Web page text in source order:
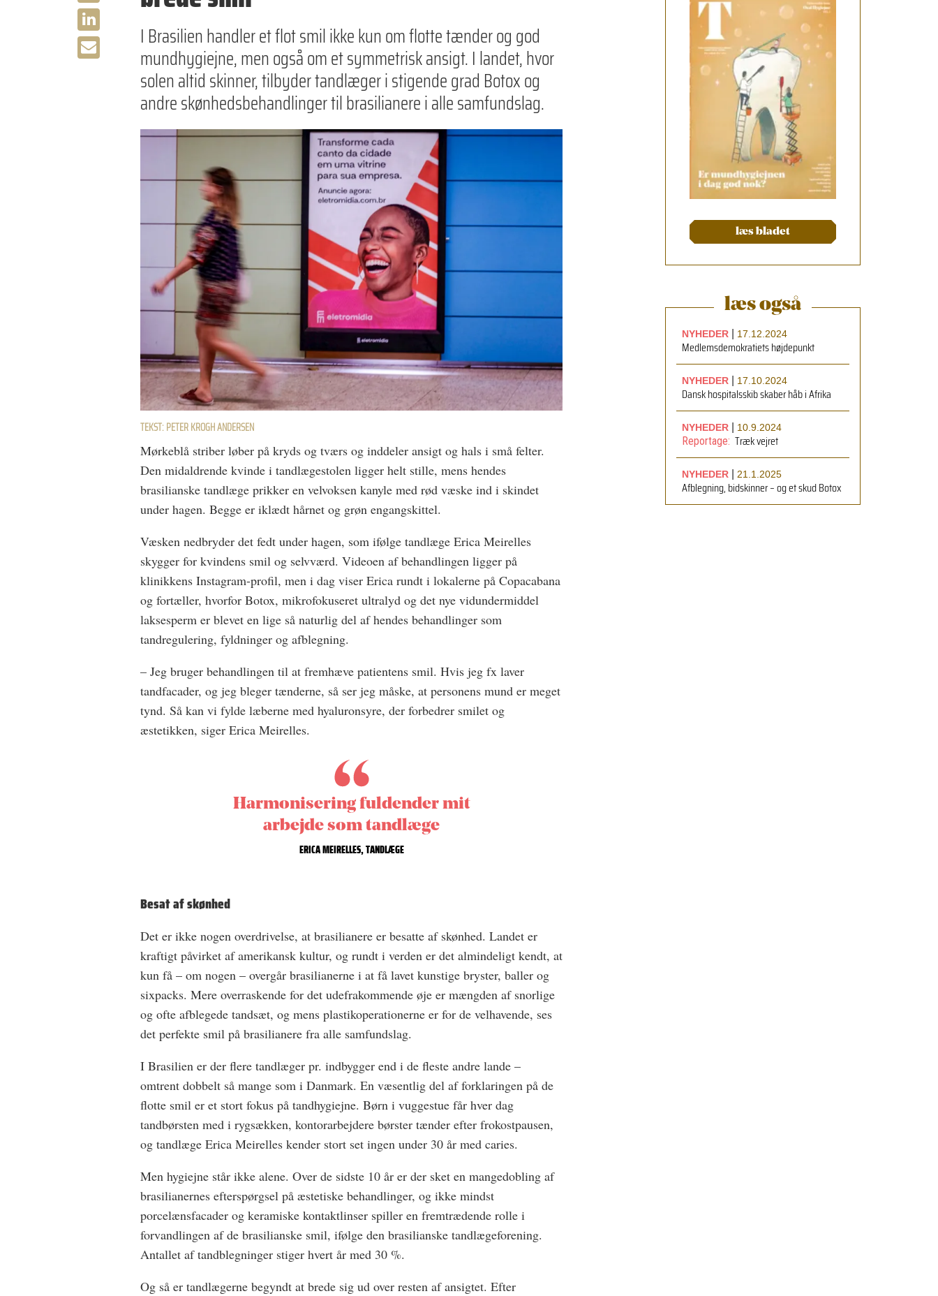
I Brasilien handler et flot smil ikke kun om flotte tænder og god
mundhygiejne, men også om et symmetrisk ansigt. I landet, hvor
solen altid skinner, tilbyder tandlæger i stigende grad Botox og
andre skønhedsbehandlinger til brasilianere i alle samfundslag.
TEKST: PETER KROGH ANDERSEN
Mørkeblå striber løber på kryds og tværs og inddeler ansigt og hals i små felter.
Den midaldrende kvinde i tandlægestolen ligger helt stille, mens hendes
brasilianske tandlæge prikker en velvoksen kanyle med rød væske ind i skindet
under hagen. Begge er iklædt hårnet og grøn engangskittel.
Væsken nedbryder det fedt under hagen, som ifølge tandlæge Erica Meirelles
skygger for kvindens smil og selvværd. Videoen af behandlingen ligger på
klinikkens Instagram-profil, men i dag viser Erica rundt i lokalerne på Copacabana
og fortæller, hvorfor Botox, mikrofokuseret ultralyd og det nye vidundermiddel
laksesperm er blevet en lige så naturlig del af hendes behandlinger som
tandregulering, fyldninger og afblegning.
– Jeg bruger behandlingen til at fremhæve patientens smil. Hvis jeg fx laver
tandfacader, og jeg bleger tænderne, så ser jeg måske, at personens mund er meget
tynd. Så kan vi fylde læberne med hyaluronsyre, der forbedrer smilet og
æstetikken, siger Erica Meirelles.
Harmonisering fuldender mit
arbejde som tandlæge
ERICA MEIRELLES, TANDLÆGE
Besat af skønhed
Det er ikke nogen overdrivelse, at brasilianere er besatte af skønhed. Landet er
kraftigt påvirket af amerikansk kultur, og rundt i verden er det almindeligt kendt, at
kun få – om nogen – overgår brasilianerne i at få lavet kunstige bryster, baller og
sixpacks. Mere overraskende for det udefrakommende øje er mængden af snorlige
og ofte afblegede tandsæt, og mens plastikoperationerne er for de velhavende, ses
det perfekte smil på brasilianere fra alle samfundslag.
I Brasilien er der flere tandlæger pr. indbygger end i de fleste andre lande –
omtrent dobbelt så mange som i Danmark. En væsentlig del af forklaringen på de
flotte smil er et stort fokus på tandhygiejne. Børn i vuggestue får hver dag
tandbørsten med i rygsækken, kontorarbejdere børster tænder efter frokostpausen,
og tandlæge Erica Meirelles kender stort set ingen under 30 år med caries.
Men hygiejne står ikke alene. Over de sidste 10 år er der sket en mangedobling af
brasilianernes efterspørgsel på æstetiske behandlinger, og ikke mindst
porcelænsfacader og keramiske kontaktlinser spiller en fremtrædende rolle i
forvandlingen af de brasilianske smil, ifølge den brasilianske tandlægeforening.
Antallet af tandblegninger stiger hvert år med 30 %.
Og så er tandlægerne begyndt at brede sig ud over resten af ansigtet. Efter
læs bladet
læs også
NYHEDER| 17.12.2024
Medlemsdemokratiets højdepunkt
NYHEDER| 17.10.2024
Dansk hospitalsskib skaber håb i Afrika
NYHEDER| 10.9.2024
Reportage: Træk vejret
NYHEDER| 21.1.2025
Afblegning, bidskinner – og et skud Botox